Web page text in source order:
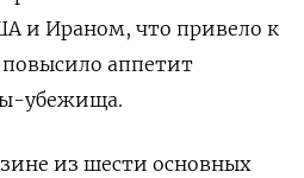
и Ираном, что привело к
аппетит
убежища.
​из шести основных